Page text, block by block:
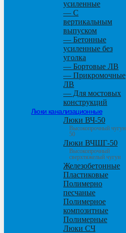
усиленные
— С
вертикальным
выпуском
— Бетонные
усиленные без
уголка
— Бортовые ЛВ
— Прикромочные
ЛВ
— Для мостовых
конструкций
Люки канализационные
Люки ВЧ-50
Высокопрочный чугун
50
Люки ВЧШГ-50
Высокопрочный
сверхтяжелый чугун
Железобетонные
Пластиковые
Полимерно
песчаные
Полимерное
композитные
Полимерные
Люки СЧ